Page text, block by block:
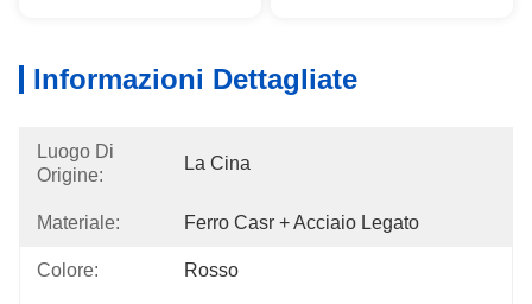
Informazioni Dettagliate
Luogo Di
Origine:
La Cina
Materiale: Ferro Casr + Acciaio Legato
Colore: Rosso